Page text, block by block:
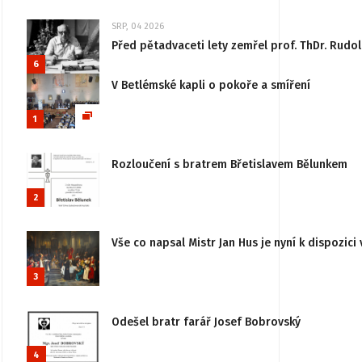
6
SRP, 04 2026
Před pětadvaceti lety zemřel prof. ThDr.
1
V Betlémské kapli o pokoře a smíření
2
Rozloučení s bratrem Břetislavem Bělunkem
3
Vše co napsal Mistr Jan Hus je nyní k
4
Odešel bratr farář Josef Bobrovský